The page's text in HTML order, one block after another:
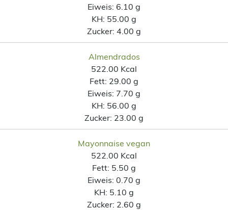
Eiweis: 6.10 g
KH: 55.00 g
Zucker: 4.00 g
Almendrados
522.00 Kcal
Fett: 29.00 g
Eiweis: 7.70 g
KH: 56.00 g
Zucker: 23.00 g
Mayonnaise vegan
522.00 Kcal
Fett: 5.50 g
Eiweis: 0.70 g
KH: 5.10 g
Zucker: 2.60 g